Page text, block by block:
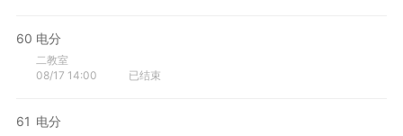
60 电分
二教室
08/17 14:00
已结束
61 电分